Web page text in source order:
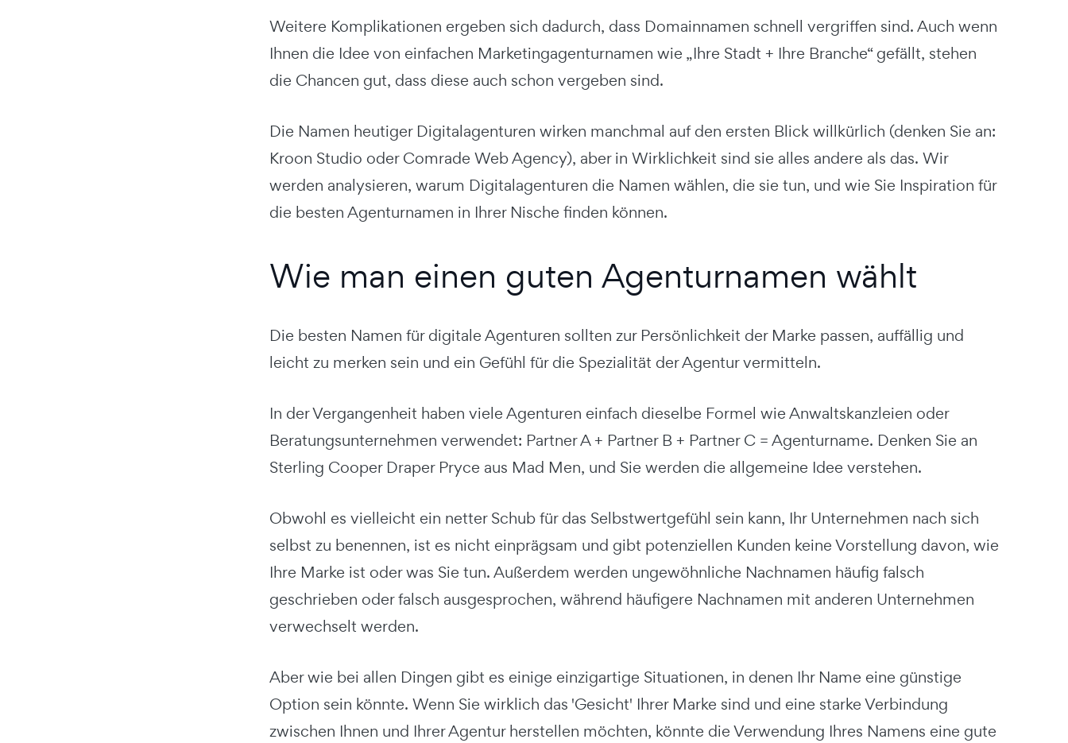
Weitere Komplikationen ergeben sich dadurch, dass Domainnamen schnell vergriffen sind. Auch wenn
Ihnen die Idee von einfachen Marketingagenturnamen wie „Ihre Stadt + Ihre Branche“ gefällt, stehen
die Chancen gut, dass diese auch schon vergeben sind.
Die Namen heutiger Digitalagenturen wirken manchmal auf den ersten Blick willkürlich (denken Sie an:
Kroon Studio oder Comrade Web Agency), aber in Wirklichkeit sind sie alles andere als das. Wir
werden analysieren, warum Digitalagenturen die Namen wählen, die sie tun, und wie Sie Inspiration für
die besten Agenturnamen in Ihrer Nische finden können.
Wie man einen guten Agenturnamen wählt
Die besten Namen für digitale Agenturen sollten zur Persönlichkeit der Marke passen, auffällig und
leicht zu merken sein und ein Gefühl für die Spezialität der Agentur vermitteln.
In der Vergangenheit haben viele Agenturen einfach dieselbe Formel wie Anwaltskanzleien oder
Beratungsunternehmen verwendet: Partner A + Partner B + Partner C = Agenturname. Denken Sie an
Sterling Cooper Draper Pryce aus Mad Men, und Sie werden die allgemeine Idee verstehen.
Obwohl es vielleicht ein netter Schub für das Selbstwertgefühl sein kann, Ihr Unternehmen nach sich
selbst zu benennen, ist es nicht einprägsam und gibt potenziellen Kunden keine Vorstellung davon, wie
Ihre Marke ist oder was Sie tun. Außerdem werden ungewöhnliche Nachnamen häufig falsch
geschrieben oder falsch ausgesprochen, während häufigere Nachnamen mit anderen Unternehmen
verwechselt werden.
Aber wie bei allen Dingen gibt es einige einzigartige Situationen, in denen Ihr Name eine günstige
Option sein könnte. Wenn Sie wirklich das 'Gesicht' Ihrer Marke sind und eine starke Verbindung
zwischen Ihnen und Ihrer Agentur herstellen möchten, könnte die Verwendung Ihres Namens eine gute